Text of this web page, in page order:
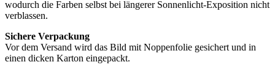
wodurch die Farben selbst bei längerer Sonnenlicht-Exposition nicht
verblassen.
Sichere Verpackung
Vor dem Versand wird das Bild mit Noppenfolie gesichert und in
einen dicken Karton eingepackt.